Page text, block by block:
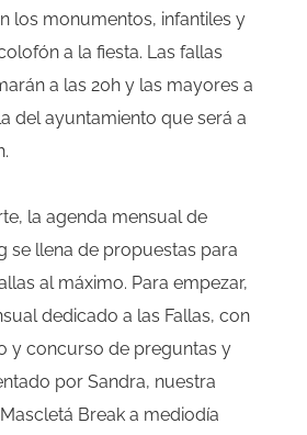
los monumentos, infantiles y
a la fiesta. Las fallas
a las 20h y las mayores a
del ayuntamiento que será a
la agenda mensualde
se llena de propuestas para
al máximo. Para empezar,
dedicado a las Fallas, con
y concurso de preguntas y
por Sandra, nuestra
Mascletá Break a mediodía